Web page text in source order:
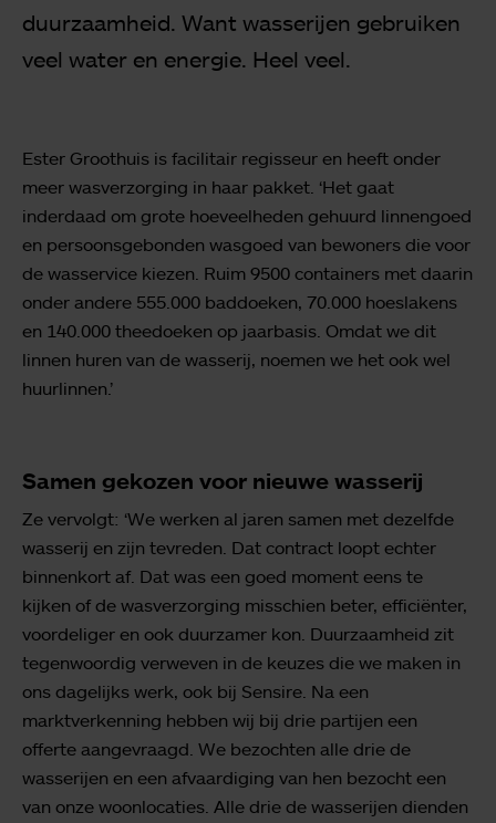
duurzaamheid. Want wasserijen gebruiken
veel water en energie. Heel veel.
Ester Groothuis is facilitair regisseur en heeft onder
meer wasverzorging in haar pakket. ‘Het gaat
inderdaad om grote hoeveelheden gehuurd linnengoed
en persoonsgebonden wasgoed van bewoners die voor
de wasservice kiezen. Ruim 9500 containers met daarin
onder andere 555.000 baddoeken, 70.000 hoeslakens
en 140.000 theedoeken op jaarbasis. Omdat we dit
linnen huren van de wasserij, noemen we het ook wel
huurlinnen.’
Samen gekozen voor nieuwe wasserij
Ze vervolgt: ‘We werken al jaren samen met dezelfde
wasserij en zijn tevreden. Dat contract loopt echter
binnenkort af. Dat was een goed moment eens te
kijken of de wasverzorging misschien beter, efficiënter,
voordeliger en ook duurzamer kon. Duurzaamheid zit
tegenwoordig verweven in de keuzes die we maken in
ons dagelijks werk, ook bij Sensire. Na een
marktverkenning hebben wij bij drie partijen een
offerte aangevraagd. We bezochten alle drie de
wasserijen en een afvaardiging van hen bezocht een
van onze woonlocaties. Alle drie de wasserijen dienden